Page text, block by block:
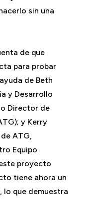
sin una
de que
para probar
de Beth
y Desarrollo
Director de
y Kerry
ATG,
Equipo
proyecto
tiene ahora un
lo que demuestra